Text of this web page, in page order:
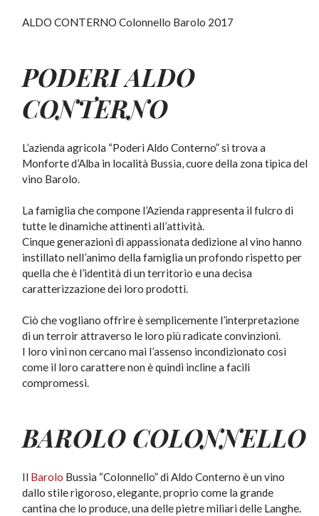
ALDO CONTERNO Colonnello Barolo 2017
PODERI ALDO
CONTERNO
L’azienda agricola “Poderi Aldo Conterno” si trova a
Monforte d’Alba in località Bussia, cuore della zona tipica del
vino Barolo.
La famiglia che compone l’Azienda rappresenta il fulcro di
tutte le dinamiche attinenti all’attività.
Cinque generazioni di appassionata dedizione al vino hanno
instillato nell’animo della famiglia un profondo rispetto per
quella che è l’identità di un territorio e una decisa
caratterizzazione dei loro prodotti.
Ciò che vogliano offrire è semplicemente l’interpretazione
di un terroir attraverso le loro più radicate convinzioni.
I loro vini non cercano mai l’assenso incondizionato così
come il loro carattere non è quindi incline a facili
compromessi.
BAROLO COLONNELLO
Il Barolo Bussia “Colonnello” di Aldo Conterno è un vino
dallo stile rigoroso, elegante, proprio come la grande
cantina che lo produce, una delle pietre miliari delle Langhe.